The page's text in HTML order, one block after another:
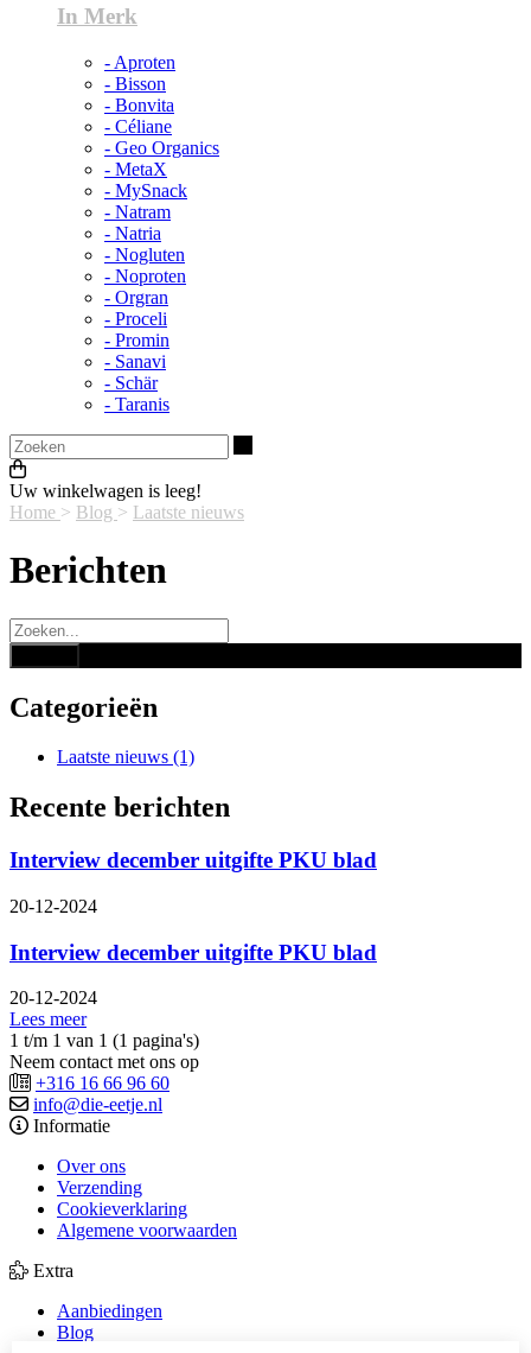
In Merk
- Aproten
- Bisson
- Bonvita
- Céliane
- Geo Organics
- MetaX
- MySnack
- Natram
- Natria
- Nogluten
- Noproten
- Orgran
- Proceli
- Promin
- Sanavi
- Schär
- Taranis
Uw winkelwagen is leeg!
Home > Blog > Laatste nieuws
Berichten
Categorieën
Laatste nieuws (1)
Recente berichten
Interview december uitgifte PKU blad
20-12-2024
Interview december uitgifte PKU blad
20-12-2024
Lees meer
1 t/m 1 van 1 (1 pagina's)
Neem contact met ons op
+316 16 66 96 60
info@die-eetje.nl
Informatie
Over ons
Verzending
Cookieverklaring
Algemene voorwaarden
Extra
Aanbiedingen
Blog